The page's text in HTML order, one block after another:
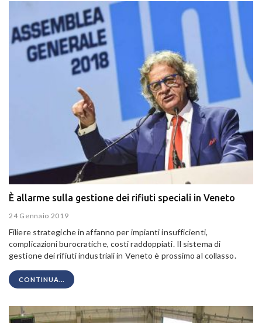
È allarme sulla gestione dei rifiuti speciali in Veneto
24 Gennaio 2019
Filiere strategiche in affanno per impianti insufficienti,
complicazioni burocratiche, costi raddoppiati. Il sistema di
gestione dei rifiuti industriali in Veneto è prossimo al collasso.
CONTINUA...